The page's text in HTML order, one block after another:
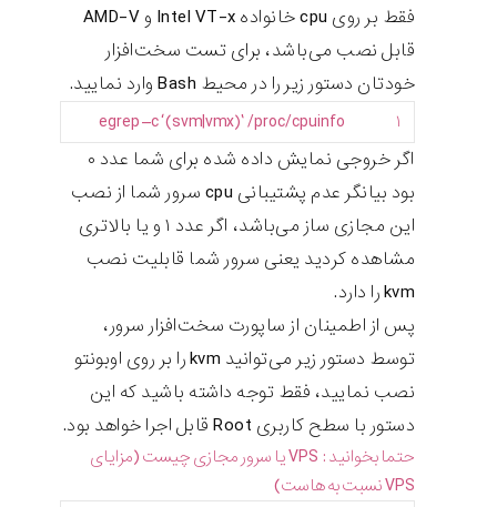
فقط بر روی cpu خانواده Intel VT-x و AMD-V
قابل نصب می‌باشد، برای تست سخت‌افزار
خودتان دستور زیر را در محیط Bash وارد نمایید.
۱ egrep–c‘(svm|vmx)’/proc/cpuinfo
اگر خروجی نمایش داده شده برای شما عدد ۰
بود بیانگر عدم پشتیبانی cpu سرور شما از نصب
این مجازی ساز می‌باشد، اگر عدد ۱ و یا بالاتری
مشاهده کردید یعنی سرور شما قابلیت نصب
kvm را دارد.
پس از اطمینان از ساپورت سخت‌افزار سرور،
توسط دستور زیر می‌توانید kvm را بر روی اوبونتو
نصب نمایید، فقط توجه داشته باشید که این
دستور با سطح کاربری Root قابل اجرا خواهد بود.
حتما بخوانید :
VPS یا سرور مجازی چیست (مزایای
VPS نسبت به هاست)